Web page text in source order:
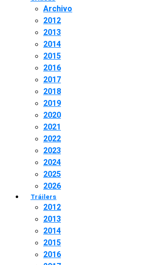
Archivo
2012
2013
2014
2015
2016
2017
2018
2019
2020
2021
2022
2023
2024
2025
2026
Tráilers
2012
2013
2014
2015
2016